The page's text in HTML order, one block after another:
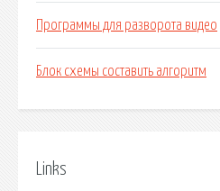
Программы для разворота видео
Блок схемы составить алгоритм
Links